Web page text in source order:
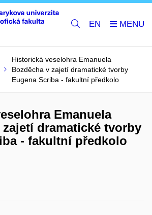
EN
Historická veselohra Emanuela
Bozděcha v zajetí dramatické tvorby
Eugena Scriba - fakultní předkolo
Emanuela
zajetí dramatické tvorby
- fakultní předkolo